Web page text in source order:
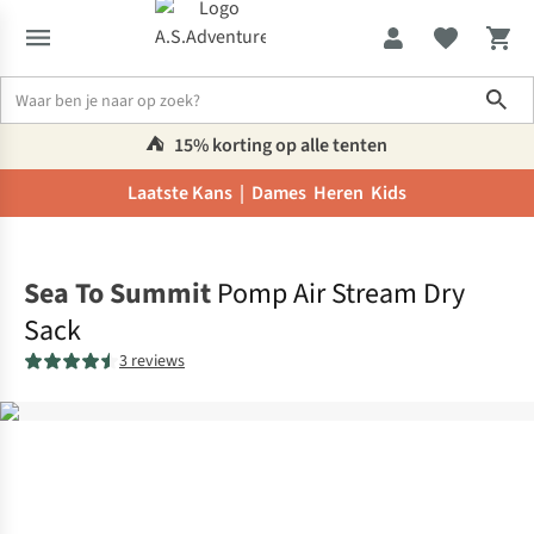
⛺️ 15% korting op alle tenten
Laatste Kans | Dames Heren Kids
Sea To Summit Pomp Air Stream Dry
Sack
3 reviews